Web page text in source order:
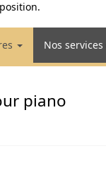
Nos
piano